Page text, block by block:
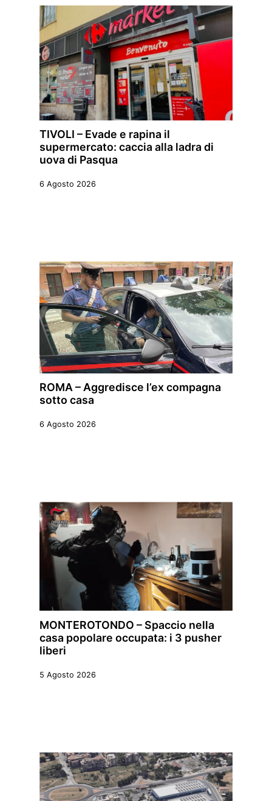
TIVOLI – Evade e rapina il
supermercato: caccia alla ladra di
uova di Pasqua
6 Agosto 2026
ROMA – Aggredisce l’ex compagna
sotto casa
6 Agosto 2026
MONTEROTONDO – Spaccio nella
casa popolare occupata: i 3 pusher
liberi
5 Agosto 2026